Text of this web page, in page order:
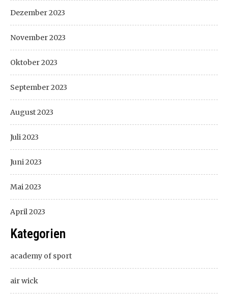
Dezember 2023
November 2023
Oktober 2023
September 2023
August 2023
Juli 2023
Juni 2023
Mai 2023
April 2023
Kategorien
academy of sport
air wick